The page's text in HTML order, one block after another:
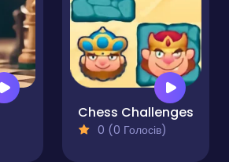
Chess Challenges
0 (0 Голосів)